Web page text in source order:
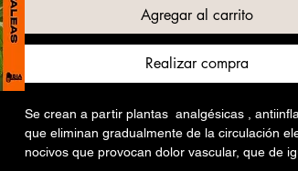
Agregar al carrito
Realizar compra
Se crean a partir plantas analgésicas ,
que eliminan gradualmente de la circulación
nocivos que provocan dolor vascular, que de